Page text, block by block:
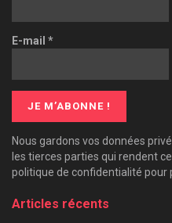
E-mail *
Nous gardons vos données
les tierces parties qui rendent
politique de confidentialité pour
Articles récents